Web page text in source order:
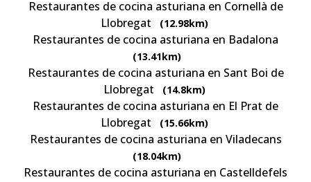
Restaurantes de cocina asturiana en Cornellà de
Llobregat
(12.98km)
Restaurantes de cocina asturiana en Badalona
(13.41km)
Restaurantes de cocina asturiana en Sant Boi de
Llobregat
(14.8km)
Restaurantes de cocina asturiana en El Prat de
Llobregat
(15.66km)
Restaurantes de cocina asturiana en Viladecans
(18.04km)
Restaurantes de cocina asturiana en Castelldefels